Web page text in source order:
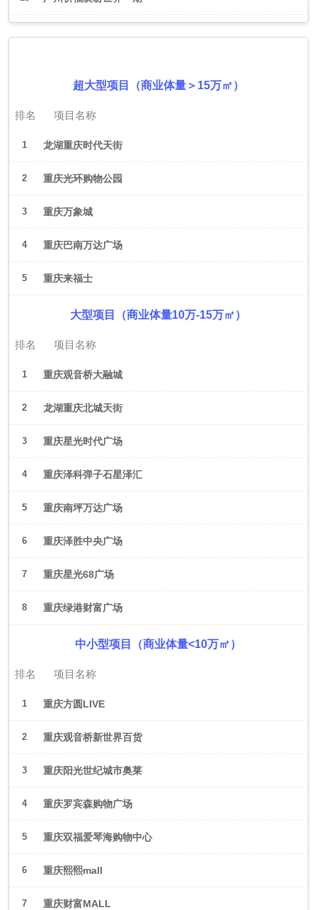
超大型项目（商业体量＞15万㎡）
排名 项目名称
1 龙湖重庆时代天街
2 重庆光环购物公园
3 重庆万象城
4 重庆巴南万达广场
5 重庆来福士
大型项目（商业体量10万-15万㎡）
排名 项目名称
1 重庆观音桥大融城
2 龙湖重庆北城天街
3 重庆星光时代广场
4 重庆泽科弹子石星泽汇
5 重庆南坪万达广场
6 重庆泽胜中央广场
7 重庆星光68广场
8 重庆绿港财富广场
中小型项目（商业体量<10万㎡）
排名 项目名称
1 重庆方圆LIVE
2 重庆观音桥新世界百货
3 重庆阳光世纪城市奥莱
4 重庆罗宾森购物广场
5 重庆双福爱琴海购物中心
6 重庆熙熙mall
7 重庆财富MALL